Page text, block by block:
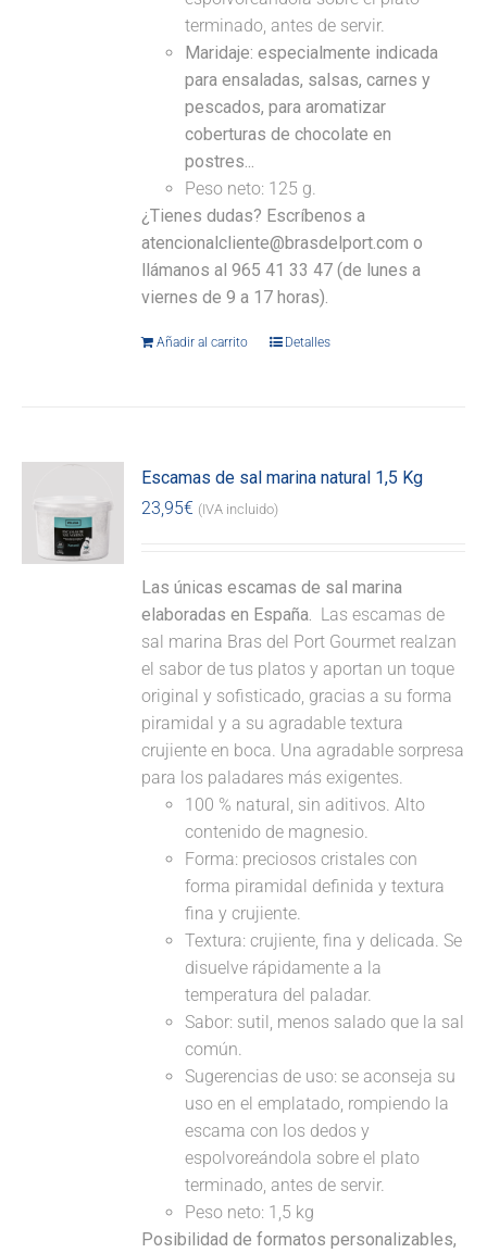
terminado, antes de servir.
Maridaje: especialmente indicada
para ensaladas, salsas, carnes y
pescados, para aromatizar
coberturas de chocolate en
postres...
Peso neto: 125 g.
¿Tienes dudas? Escríbenos a
atencionalcliente@brasdelport.com o
llámanos al 965 41 33 47 (de lunes a
viernes de 9 a 17 horas).
Añadir al carrito Detalles
Escamas de sal marina natural 1,5 Kg
23,95€ (IVA incluido)
Las únicas escamas de sal marina
elaboradas en España. Las escamas de
sal marina Bras del Port Gourmet realzan
el sabor de tus platos y aportan un toque
original y sofisticado, gracias a su forma
piramidal y a su agradable textura
crujiente en boca. Una agradable sorpresa
para los paladares más exigentes.
100 % natural, sin aditivos. Alto
contenido de magnesio.
Forma: preciosos cristales con
forma piramidal definida y textura
fina y crujiente.
Textura: crujiente, fina y delicada. Se
disuelve rápidamente a la
temperatura del paladar.
Sabor: sutil, menos salado que la sal
común.
Sugerencias de uso: se aconseja su
uso en el emplatado, rompiendo la
escama con los dedos y
espolvoreándola sobre el plato
terminado, antes de servir.
Peso neto: 1,5 kg
Posibilidad de formatos personalizables,